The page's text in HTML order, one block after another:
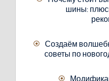
шины:
Создаём
советы по